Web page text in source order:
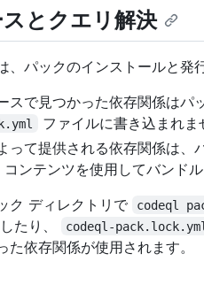
とクエリ解決
パックのインストールと発
スで見つかった依存関係はパ
ファイルに書き込まれま
って提供される依存関係は、
ンテンツを使用してバンドル
ク ディレクトリで
codeql
たり、
codeql-pack.lock.yml
た依存関係が使用されます。